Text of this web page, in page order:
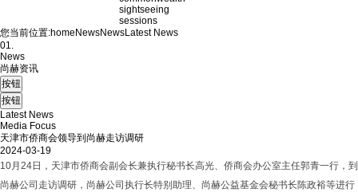
sightseeing
sessions
您当前位置:home NewsNewsLatest News
01.
News
尚赫资讯
Latest News
Media Focus
天津市侨商会领导到尚赫走访调研
2024-03-19
10月24日，天津市侨商会副会长兼执行秘书长高光、侨商会办公室主任郭青一行，到
尚赫公司走访调研，尚赫公司执行长特别助理、尚赫公益基金会秘书长陈政裕等进行